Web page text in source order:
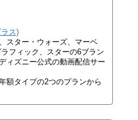
ス)
スター・ウォーズ、マーベ
フィック、スターの6ブラン
ィズニー公式の動画配信サー
額タイプの2つのプランから